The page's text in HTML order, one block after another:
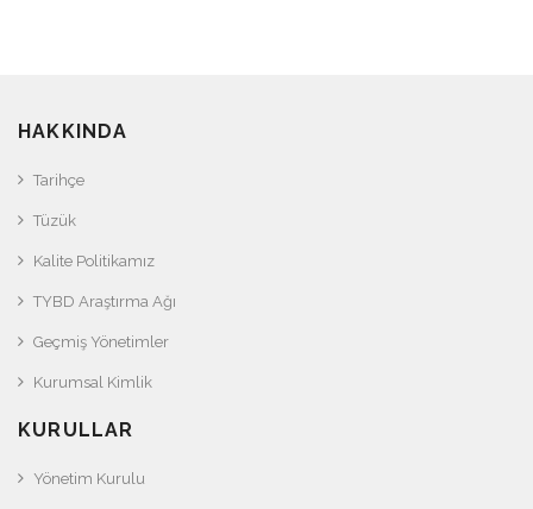
HAKKINDA
Tarihçe
Tüzük
Kalite Politikamız
TYBD Araştırma Ağı
Geçmiş Yönetimler
Kurumsal Kimlik
KURULLAR
Yönetim Kurulu